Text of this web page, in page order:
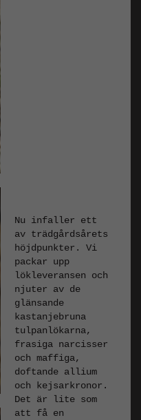
Nu infaller ett
av trädgårdsårets
höjdpunkter. Vi
packar upp
lökleveransen och
njuter av de
glänsande
kastanjebruna
tulpanlökarna,
frasiga narcisser
och maffiga,
doftande allium
och kejsarkronor.
Det är lite som
att få en